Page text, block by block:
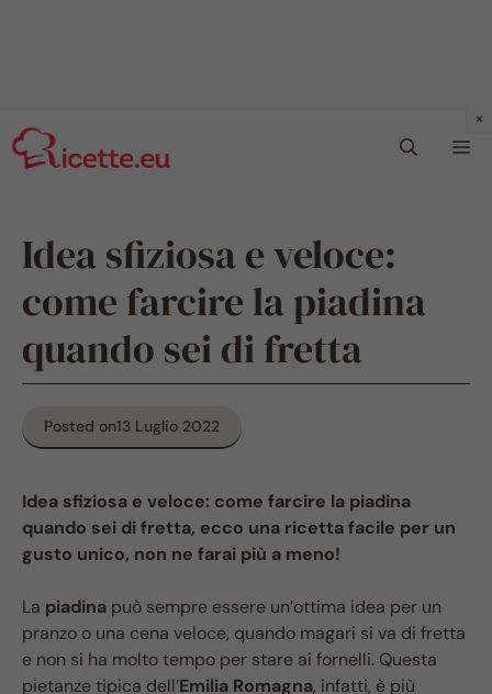
al
contenuto
Idea sfiziosa e veloce:
come farcire la piadina
quando sei di fretta
Posted on13 Luglio 2022
Idea sfiziosa e veloce: come farcire la piadina
quando sei di fretta, ecco una ricetta facile per un
gusto unico, non ne farai più a meno!
La piadina può sempre essere un’ottima idea per un
pranzo o una cena veloce, quando magari si va di fretta
e non si ha molto tempo per stare ai fornelli. Questa
pietanze tipica dell’Emilia Romagna, infatti, è più